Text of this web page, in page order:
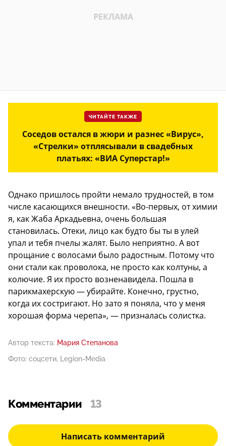
ЧИТАЙТЕ ТАКЖЕ
Соседов остался в жюри и разнес «Вирус»,
«Стрелки» отплясывали в свадебных
платьях: «ВИА Суперстар!»
Однако пришлось пройти немало трудностей, в том
числе касающихся внешности. «Во-первых, от химии
я, как Жаба Аркадьевна, очень большая
становилась. Отеки, лицо как будто бы ты в улей
упал и тебя пчелы жалят. Было неприятно. А вот
прощание с волосами было радостным. Потому что
они стали как проволока, не просто как колтуны, а
колючие. Я их просто возненавидела. Пошла в
парикмахерскую — убирайте. Конечно, грустно,
когда их состригают. Но зато я поняла, что у меня
хорошая форма черепа», — призналась солистка.
Автор текста: Мария Степанова
Фото: соцсети, Legion-Media
Комментарии 13
Написать комментарий